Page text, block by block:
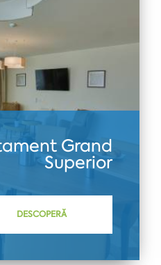
Grand
Superior
DESCOPERĂ